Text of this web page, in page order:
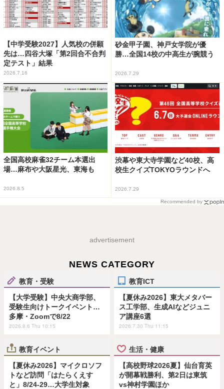
【中学受験2027】人気校の併願
先は…四谷大塚「第2回合不合判
定テスト」結果
2026.7.16
砂金甲子園、神戸女学院が優
勝…全国14校の中高生が腕競う
2026.7.29
全国高校麻雀32チーム本選出
場…麻布や大阪星光、東海も
2026.8.5
渋幕や東大寺学園など40校、高
校生クイズTOKYOラウンドへ
2026.7.29
Recommended by
advertisement
NEWS CATEGORY
教育・受験
【大学受験】中央大商学部、
受験生向けトークイベント…
多摩・Zoomで8/22
2026.8.6 Thu 10:15
教育ICT
【夏休み2026】東大メタバー
ス工学部、生成AIなどジュニ
ア講座6選
2026.7.30 Thu 11:15
教育イベント
【夏休み2026】マイクロソフ
トなど訪問「はたらくえす
と」8/24-29…大学生対象
生活・健康
【高校野球2026夏】仙台育英
が開幕戦勝利、第2日は東筑
vs神村学園ほか